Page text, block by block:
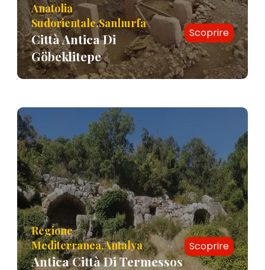
Anatolia
Sudorientale,Sanlıurfa
Città Antica Di
Göbeklitepe
Scoprire
Regione
Mediterranea,Antalya
Antica Città Di Termessos
Scoprire